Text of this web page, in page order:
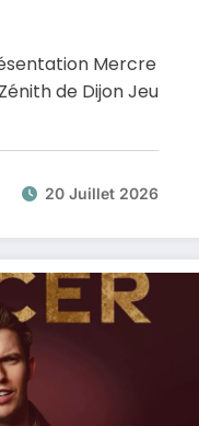
Mercre
de Dijon Jeu
20 Juillet 2026